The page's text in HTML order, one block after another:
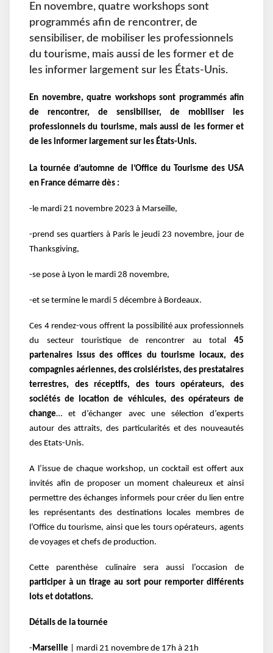
En novembre, quatre workshops sont
programmés afin de rencontrer, de
sensibiliser, de mobiliser les professionnels
du tourisme, mais aussi de les former et de
les informer largement sur les États-Unis.
En novembre, quatre workshops sont programmés afin
de rencontrer, de sensibiliser, de mobiliser les
professionnels du tourisme, mais aussi de les former et
de les informer largement sur les États-Unis.
La tournée d’automne de l’Office du Tourisme des USA
en France démarre dès :
-le mardi 21 novembre 2023 à Marseille,
-prend ses quartiers à Paris le jeudi 23 novembre, jour de
Thanksgiving,
-se pose à Lyon le mardi 28 novembre,
-et se termine le mardi 5 décembre à Bordeaux.
Ces 4 rendez-vous offrent la possibilité aux professionnels
du secteur touristique de rencontrer au total 45
partenaires issus des offices du tourisme locaux, des
compagnies aériennes, des croisiéristes, des prestataires
terrestres, des réceptifs, des tours opérateurs, des
sociétés de location de véhicules, des opérateurs de
change… et d’échanger avec une sélection d’experts
autour des attraits, des particularités et des nouveautés
des Etats-Unis.
A l’issue de chaque workshop, un cocktail est offert aux
invités afin de proposer un moment chaleureux et ainsi
permettre des échanges informels pour créer du lien entre
les représentants des destinations locales membres de
l’Office du tourisme, ainsi que les tours opérateurs, agents
de voyages et chefs de production.
Cette parenthèse culinaire sera aussi l’occasion de
participer à un tirage au sort pour remporter différents
lots et dotations.
Détails de la tournée
- Marseille | mardi 21 novembre de 17h à 21h